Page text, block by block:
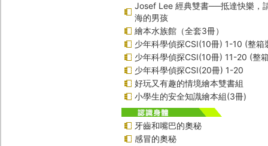
Josef Lee 經典雙書──抵達快樂，
海的男孩
繪本水族館（全套3冊）
少年科學偵探CSI(10冊) 1-10 (整箱
少年科學偵探CSI(10冊) 11-20 (整
少年科學偵探CSI(20冊) 1-20
好玩又有趣的情境繪本雙書組
小學生的安全知識繪本組(3冊)
牙齒和嘴巴的奧秘
感冒的奧秘